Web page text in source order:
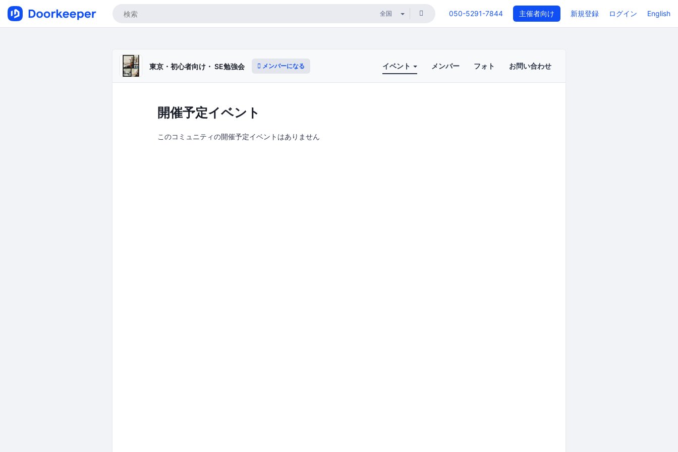
050-5291-7844 主催者向け 新規登録 ログイン English
東京・初心者向け・ SE勉強会 メンバーになる イベント メンバー フォト お問い合わせ
開催予定イベント
このコミュニティの開催予定イベントはありません